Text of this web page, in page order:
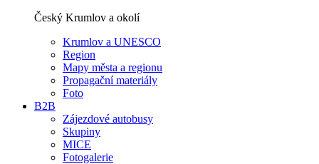
Český Krumlov a okolí
Krumlov a UNESCO
Region
Mapy města a regionu
Propagační materiály
Foto
B2B
Zájezdové autobusy
Skupiny
MICE
Fotogalerie